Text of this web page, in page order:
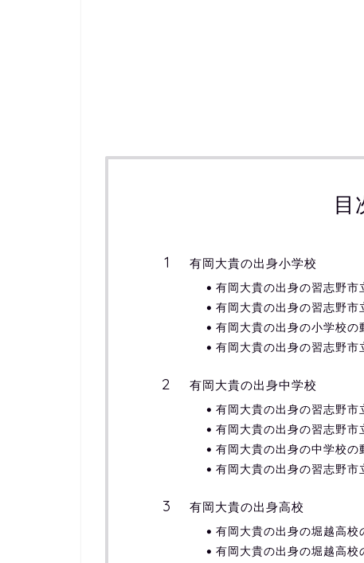
目
有岡大貴の出身小学校
有岡大貴の出身の習志野市
有岡大貴の出身の習志野市
有岡大貴の出身の小学校の
有岡大貴の出身の習志野市
有岡大貴の出身中学校
有岡大貴の出身の習志野市
有岡大貴の出身の習志野市
有岡大貴の出身の中学校の
有岡大貴の出身の習志野市
有岡大貴の出身高校
有岡大貴の出身の堀越高校
有岡大貴の出身の堀越高校